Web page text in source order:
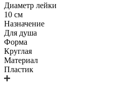
Диаметр лейки
10 см
Назначение
Для душа
Форма
Круглая
Материал
Пластик